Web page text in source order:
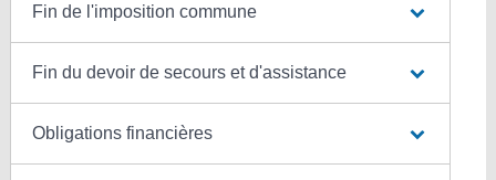
Fin de l'imposition commune
Fin du devoir de secours et d'assistance
Obligations financières